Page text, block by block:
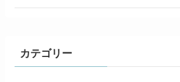
カテゴリー